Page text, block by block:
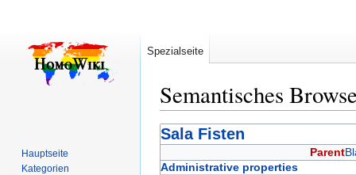
Semantisches
Zur
Navigation
springen
Zur
Suche
springen
Sala Fisten
Parent
Administrative properties
Spezialseite
Hauptseite
Kategorien